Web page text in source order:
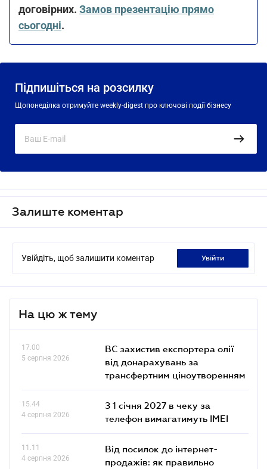
договірних. Замов презентацію прямо
сьогодні.
Підпишіться на розсилку
Щопонеділка отримуйте weekly-digest про ключові події бізнесу
Залиште коментар
Увійдіть, щоб залишити коментар увійти
На цю ж тему
17.00
5 серпня 2026
ВС захистив експортера олії
від донарахувань за
трансфертним ціноутворенням
15.44
4 серпня 2026
З 1 січня 2027 в чеку за
телефон вимагатимуть IMEI
11.11
4 серпня 2026
Від посилок до інтернет-
продажів: як правильно